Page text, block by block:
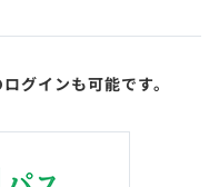
グインも可能です。